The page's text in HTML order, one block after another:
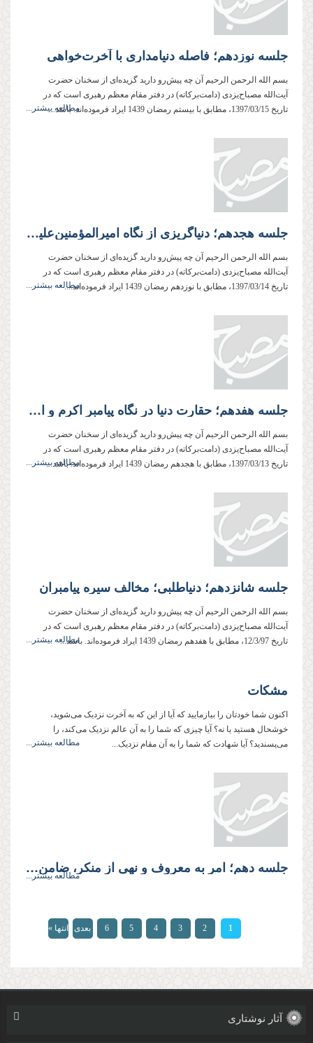
جلسه نوزدهم؛ فاصله دنیامداری با آخرت‌خواهی
بسم الله الرحمن الرحیم آن چه پیش‌رو دارید گزیده‌ای از سخنان حضرت
آیت‌الله مصباح‌یزدی (دامت‌بركاته) در دفتر مقام معظم رهبری است كه در
تاریخ 1397/03/15، مطابق با بیستم رمضان 1439 ایراد فرموده‌اند. باشد...
مطالعه بیشتر...
جلسه هجدهم؛ دنیاگریزی از نگاه امیرالمؤمنین‌علیه‌السلام
بسم الله الرحمن الرحیم آن چه پیش‌رو دارید گزیده‌ای از سخنان حضرت
آیت‌الله مصباح‌یزدی (دامت‌بركاته) در دفتر مقام معظم رهبری است كه در
تاریخ 1397/03/14، مطابق با نوزدهم رمضان 1439 ایراد فرموده‌اند....
مطالعه بیشتر...
جلسه هفدهم؛ حقارت دنیا در نگاه پیامبر اکرم و امیرمؤمنان‌
بسم الله الرحمن الرحیم آن چه پیش‌رو دارید گزیده‌ای از سخنان حضرت
آیت‌الله مصباح‌یزدی (دامت‌بركاته) در دفتر مقام معظم رهبری است كه در
تاریخ 1397/03/13، مطابق با هجدهم رمضان 1439 ایراد فرموده‌اند. باشد...
مطالعه بیشتر...
جلسه شانزدهم؛ دنیاطلبی؛ مخالف سیره پیامبران
بسم الله الرحمن الرحیم آن چه پیش‌رو دارید گزیده‌ای از سخنان حضرت
آیت‌الله مصباح‌یزدی (دامت‌بركاته) در دفتر مقام معظم رهبری است كه در
تاریخ 12/3/97، مطابق با هفدهم رمضان 1439 ایراد فرموده‌اند. باشد...
مطالعه بیشتر...
مشکات
اکنون شما خودتان را بیازمایید که آیا از این که به آخرت نزدیک می‌شوید،
خوشحال هستید یا نه؟ آیا چیزی که شما را به آن عالم نزدیک می‌کند، را
می‌پسندید؟ آیا شهادت که شما را به آن مقام نزدیک...
مطالعه بیشتر...
جلسه دهم؛ امر به معروف و نهی از منکر، ضامن سعادت و سلامت جامعه
مطالعه بیشتر...
صفحه‌ها
1
2
3
4
5
6 بعدی انتها »
آثار نوشتاری